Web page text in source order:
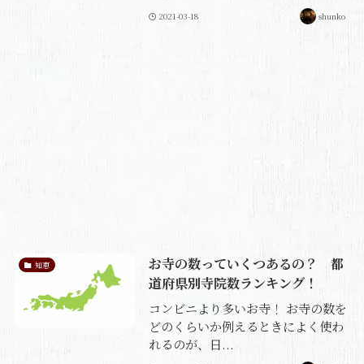
2021-03-18 shunko
知恵
お寺の数っていくつあるの？ 都
道府県別寺院数ランキング！
コンビニより多いお寺！ お寺の数を
どのくらいか例えるときによく使わ
れるのが、日...